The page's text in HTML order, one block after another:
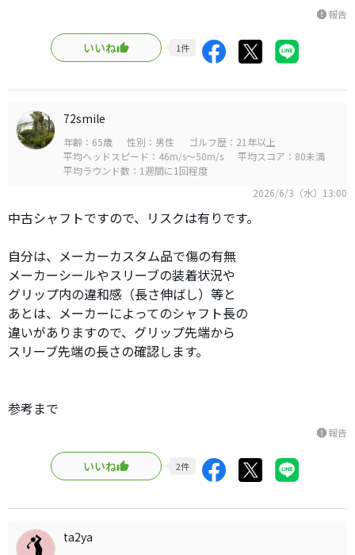
report報告
いいね 1件
72smile
年齢：65歳 性別：男性
ゴルフ歴：21年以上
平均ヘッドスピード：46m/s～50m/s
平均スコア：80未満
平均ラウンド数：1週間に1回程度
2026/6/3（水）13:00
中古シャフトですので、リスクは有りです。
自分は、メーカーカスタム品で傷の有無
メーカーシールやスリーブの装着状況や
グリップ内の違和感（長さ伸ばし）等と
あとは、メーカーによってのシャフト長の
違いがありますので、グリップ先端から
スリーブ先端の長さの確認します。
参考まで
report報告
いいね 2件
ta2ya